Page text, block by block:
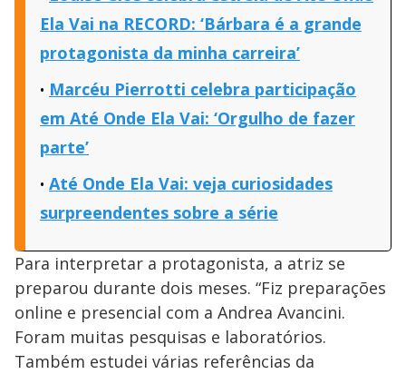
Ela Vai na RECORD: ‘Bárbara é a grande
protagonista da minha carreira’
Marcéu Pierrotti celebra participação
em Até Onde Ela Vai: ‘Orgulho de fazer
parte’
Até Onde Ela Vai: veja curiosidades
surpreendentes sobre a série
Para interpretar a protagonista, a atriz se
preparou durante dois meses. “Fiz preparações
online e presencial com a Andrea Avancini.
Foram muitas pesquisas e laboratórios.
Também estudei várias referências da